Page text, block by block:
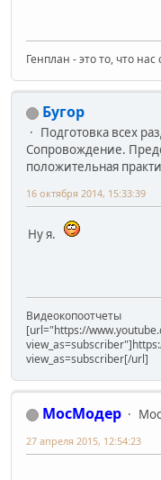
Генплан - это то, что
Бугор
Подготовка всех
Сопровождение.
положительная
16 октября 2014, 15:33:39
Ну я.
Видеокопоотчеты
[url="https://
view_as=subscriber[/url]
МосМодер
27 апреля 2015, 12:54:23